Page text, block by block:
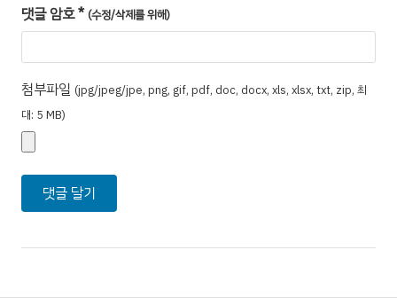
댓글 암호* (수정/삭제를 위해)
첨부파일 (jpg/jpeg/jpe, png, gif, pdf, doc, docx, xls, xlsx, txt, zip, 최
대: 5 MB)